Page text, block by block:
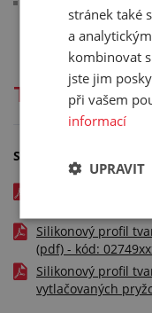
pokud jste si
navštívit naši sekci
Technická
Soubory ke stažení
Silikonový profil
Silikonový profil
(pdf) - kód:
Silikonový profil
vytlačovaných
stránek také
a
kombinovat
jste jim
při vašem
informací
UPRAVIT